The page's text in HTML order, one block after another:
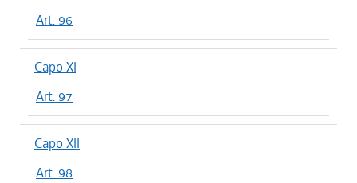
Art. 96
Capo XI
Art. 97
Capo XII
Art. 98